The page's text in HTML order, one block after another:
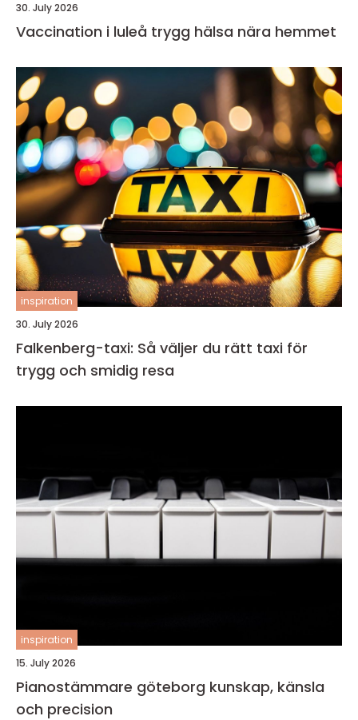
30. July 2026
Vaccination i luleå trygg hälsa nära hemmet
inspiration
30. July 2026
Falkenberg-taxi: Så väljer du rätt taxi för
trygg och smidig resa
inspiration
15. July 2026
Pianostämmare göteborg kunskap, känsla
och precision